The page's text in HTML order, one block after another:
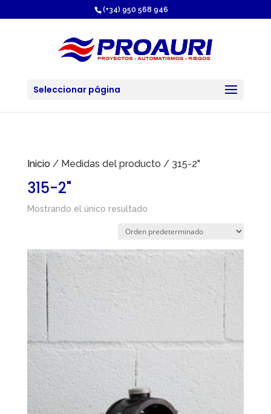
(+34) 950 568 946
Seleccionar página
Inicio/ Medidas del producto / 315-2"
315-2"
Mostrando el único resultado